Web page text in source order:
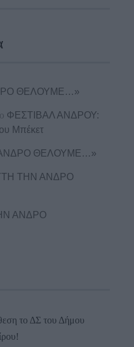
ΘΕΛΟΥΜΕ…»
ΦΕΣΤΙΒΑΛ ΑΝΔΡΟΥ:
Μπέκετ
ΘΕΛΟΥΜΕ…»
ΤΗΝ ΑΝΔΡΟ
ΑΝΔΡΟ
το ΔΣ του Δήμου